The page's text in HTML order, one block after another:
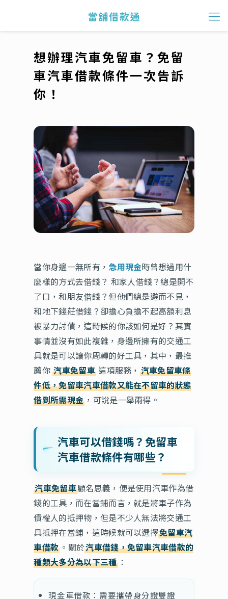
想辦理汽車免留車？免留
車汽車借款條件一次告訴
你！
當你身邊一無所有， 急用現金時曾想過用什
麼樣的方式去借錢？ 和家人借錢？總是開不
了口，和朋友借錢？但他們總是避而不見，
和地下錢莊借錢？卻擔心負擔不起高額利息
被暴力討債，這時候的你該如何是好？其實
事情並沒有如此複雜，身邊所擁有的交通工
具就是可以讓你周轉的好工具，其中，最推
薦你汽車免留車這項服務， 汽車免留車條
件低，免留車汽車借款又能在不留車的狀態
借到所需現金 ，可說是一舉兩得。
汽車可以借錢嗎？免留車
汽車借款條件有哪些？
汽車免留車顧名思義，便是使用汽車作為借
錢的工具，而在當鋪而言，就是將車子作為
債權人的抵押物，但是不少人無法將交通工
具抵押在當鋪，這時候就可以選擇免留車汽
車借款 。關於汽車借錢，免留車汽車借款的
種類大多分為以下三種：
現金車借款：需要攜帶身分證雙證